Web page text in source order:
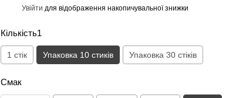
Увійти для відображення накопичувальної знижки
Кількість1
1 стік Упаковка 10 стиків Упаковка 30 стіків
Смак